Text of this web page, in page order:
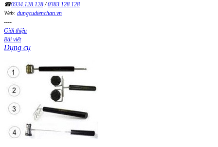
☎0934.128.128/0383.128.128
Web: dungcudienchan.vn
----
Giới thiệu
Bài viết
Dụng cụ